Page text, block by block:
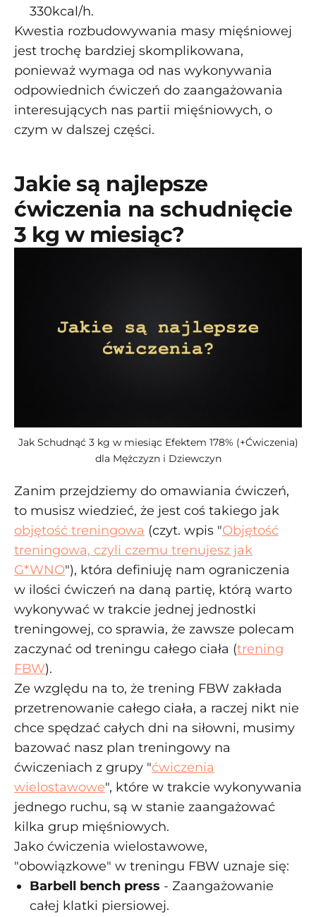
330kcal/h.
Kwestia rozbudowywania masy mięśniowej
jest trochę bardziej skomplikowana,
ponieważ wymaga od nas wykonywania
odpowiednich ćwiczeń do zaangażowania
interesujących nas partii mięśniowych, o
czym w dalszej części.
Jakie są najlepsze
ćwiczenia na schudnięcie
3 kg w miesiąc?
Jak Schudnąć 3 kg w miesiąc Efektem 178% (+Ćwiczenia)
dla Mężczyzn i Dziewczyn
Zanim przejdziemy do omawiania ćwiczeń,
to musisz wiedzieć, że jest coś takiego jak
objętość treningowa (czyt. wpis "Objętość
treningowa, czyli czemu trenujesz jak
G*WNO"), która definiuję nam ograniczenia
w ilości ćwiczeń na daną partię, którą warto
wykonywać w trakcie jednej jednostki
treningowej, co sprawia, że zawsze polecam
zaczynać od treningu całego ciała (trening
FBW).
Ze względu na to, że trening FBW zakłada
przetrenowanie całego ciała, a raczej nikt nie
chce spędzać całych dni na siłowni, musimy
bazować nasz plan treningowy na
ćwiczeniach z grupy "ćwiczenia
wielostawowe", które w trakcie wykonywania
jednego ruchu, są w stanie zaangażować
kilka grup mięśniowych.
Jako ćwiczenia wielostawowe,
"obowiązkowe" w treningu FBW uznaje się:
Barbell bench press - Zaangażowanie
całej klatki piersiowej.